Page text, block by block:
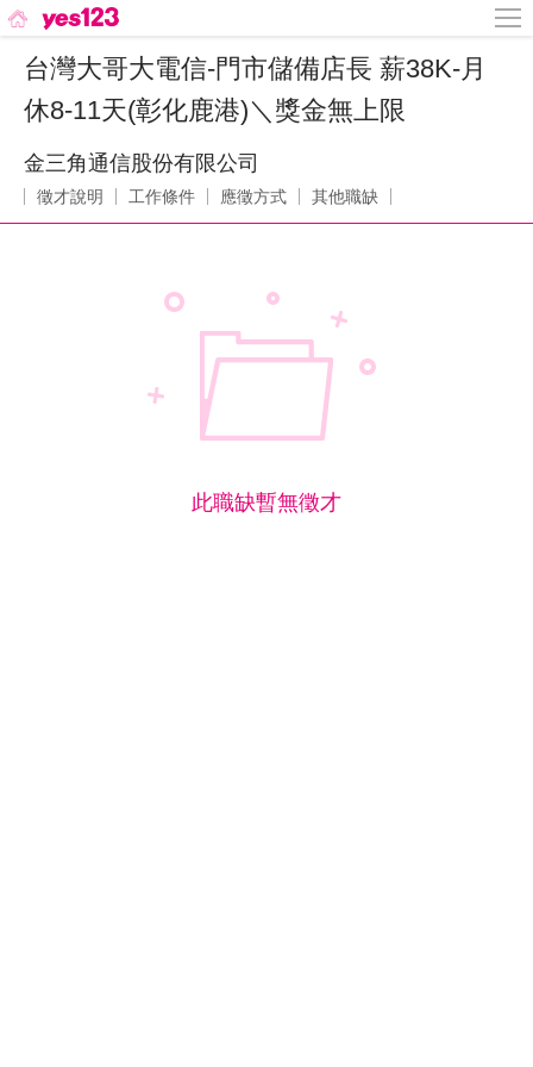
台灣大哥大電信-門市儲備店長 薪38K-月
休8-11天(彰化鹿港)＼獎金無上限
金三角通信股份有限公司
徵才說明 工作條件 應徵方式 其他職缺
此職缺暫無徵才